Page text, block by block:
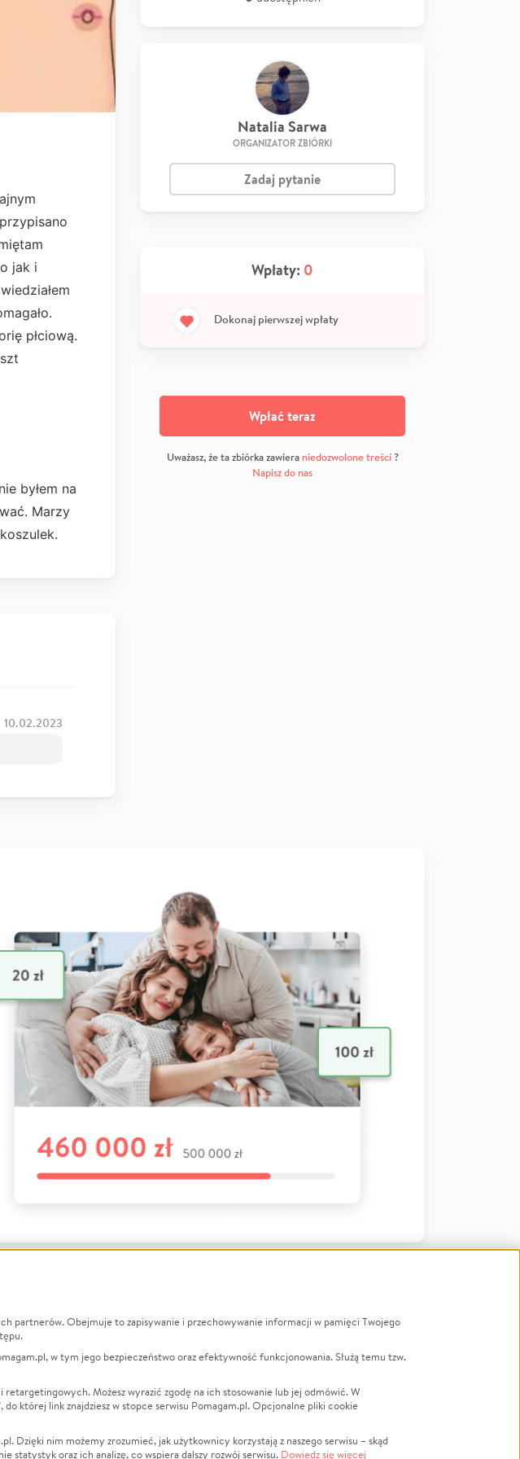
jak i
płciową.
byłem na
Marzy
10.02.2023
Natalia Sarwa
ORGANIZATOR ZBIÓRKI
Zadaj pytanie
Wpłaty: 0
Dokonaj pierwszej wpłaty
Wpłać teraz
Uważasz, że ta zbiórka zawiera niedozwolone treści?
Napisz do nas
Zbieraj na
Leczenie
Zwierzęta
Pożar
Sport
LGBTQ+
Powódź
Wichura
Religia
partnerów. Obejmuje to zapisywanie i przechowywanie informacji w pamięci Twojego
w tym jego bezpieczeństwo oraz efektywność funkcjonowania. Służą temu tzw.
Możesz wyrazić zgodę na ich stosowanie lub jej odmówić. W
której link znajdziesz w stopce serwisu Pomagam.pl. Opcjonalne pliki cookie
Dzięki nim możemy zrozumieć, jak użytkownicy korzystają z naszego serwisu – skąd
statystyk oraz ich analizę, co wspiera dalszy rozwój serwisu. Dowiedz się więcej